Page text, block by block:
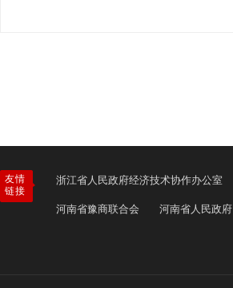
友情
链接
浙江省人民政府经济技术协作办公室
河南省豫商联合会 河南省人民政府